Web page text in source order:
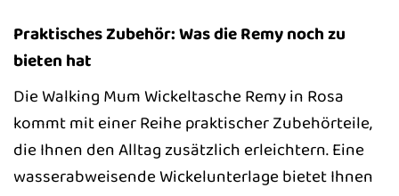
Praktisches Zubehör: Was die Remy noch zu
bieten hat
Die Walking Mum Wickeltasche Remy in Rosa
kommt mit einer Reihe praktischer Zubehörteile,
die Ihnen den Alltag zusätzlich erleichtern. Eine
wasserabweisende Wickelunterlage bietet Ihnen